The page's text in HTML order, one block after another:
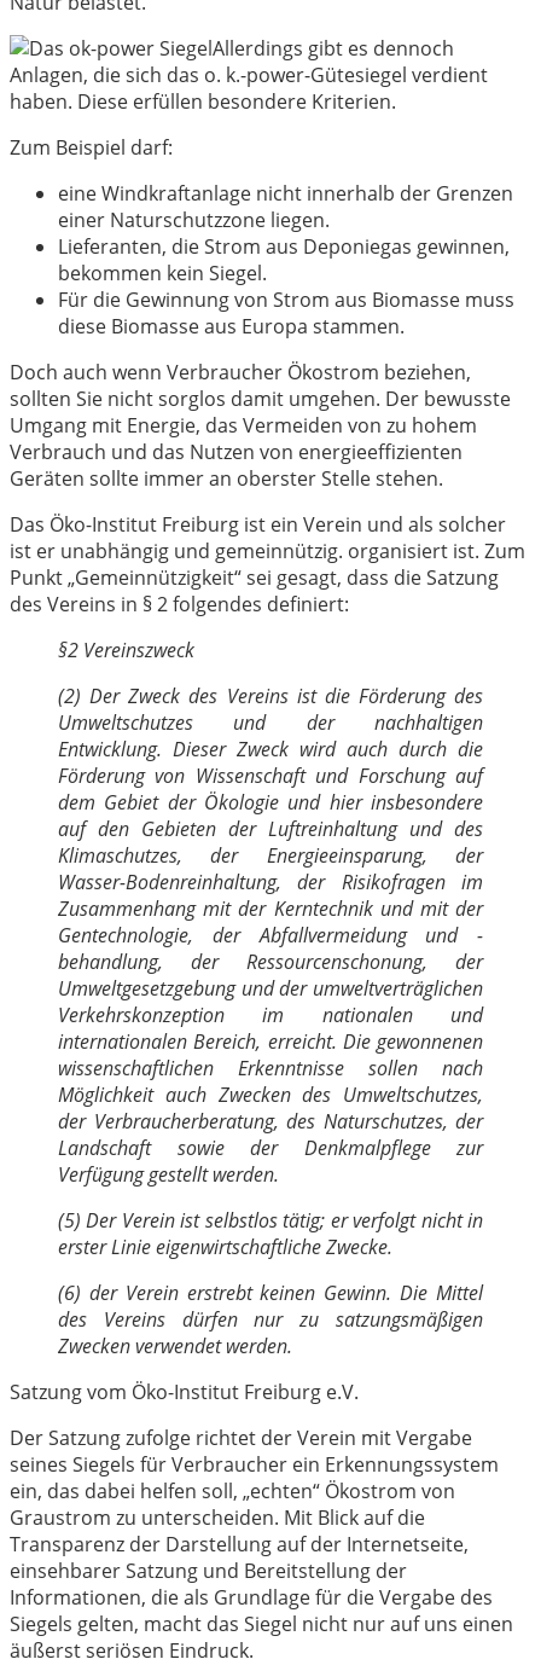
Allerdings gibt es dennoch
Anlagen, die sich das o. k.-power-Gütesiegel verdient
haben. Diese erfüllen besondere Kriterien.
Zum Beispiel darf:
eine Windkraftanlage nicht innerhalb der Grenzen
einer Naturschutzzone liegen.
Lieferanten, die Strom aus Deponiegas gewinnen,
bekommen kein Siegel.
Für die Gewinnung von Strom aus Biomasse muss
diese Biomasse aus Europa stammen.
Doch auch wenn Verbraucher Ökostrom beziehen,
sollten Sie nicht sorglos damit umgehen. Der bewusste
Umgang mit Energie, das Vermeiden von zu hohem
Verbrauch und das Nutzen von energieeffizienten
Geräten sollte immer an oberster Stelle stehen.
Das Öko-Institut Freiburg ist ein Verein und als solcher
ist er unabhängig und gemeinnützig. organisiert ist. Zum
Punkt „Gemeinnützigkeit“ sei gesagt, dass die Satzung
des Vereins in § 2 folgendes definiert:
§2 Vereinszweck
(2) Der Zweck des Vereins ist die Förderung des
Umweltschutzes und der nachhaltigen
Entwicklung. Dieser Zweck wird auch durch die
Förderung von Wissenschaft und Forschung auf
dem Gebiet der Ökologie und hier insbesondere
auf den Gebieten der Luftreinhaltung und des
Klimaschutzes, der Energieeinsparung, der
Wasser-Bodenreinhaltung, der Risikofragen im
Zusammenhang mit der Kerntechnik und mit der
Gentechnologie, der Abfallvermeidung und -
behandlung, der Ressourcenschonung, der
Umweltgesetzgebung und der umweltverträglichen
Verkehrskonzeption im nationalen und
internationalen Bereich, erreicht. Die gewonnenen
wissenschaftlichen Erkenntnisse sollen nach
Möglichkeit auch Zwecken des Umweltschutzes,
der Verbraucherberatung, des Naturschutzes, der
Landschaft sowie der Denkmalpflege zur
Verfügung gestellt werden.
(5) Der Verein ist selbstlos tätig; er verfolgt nicht in
erster Linie eigenwirtschaftliche Zwecke.
(6) der Verein erstrebt keinen Gewinn. Die Mittel
des Vereins dürfen nur zu satzungsmäßigen
Zwecken verwendet werden.
Satzung vom Öko-Institut Freiburg e.V.
Der Satzung zufolge richtet der Verein mit Vergabe
seines Siegels für Verbraucher ein Erkennungssystem
ein, das dabei helfen soll, „echten“ Ökostrom von
Graustrom zu unterscheiden. Mit Blick auf die
Transparenz der Darstellung auf der Internetseite,
einsehbarer Satzung und Bereitstellung der
Informationen, die als Grundlage für die Vergabe des
Siegels gelten, macht das Siegel nicht nur auf uns einen
äußerst seriösen Eindruck.